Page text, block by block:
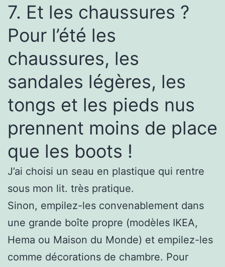
7. Et les chaussures ?
Pour l’été les
chaussures, les
sandales légères, les
tongs et les pieds nus
prennent moins de place
que les boots !
J’ai choisi un seau en plastique qui rentre
sous mon lit. très pratique.
Sinon, empilez-les convenablement dans
une grande boîte propre (modèles IKEA,
Hema ou Maison du Monde) et empilez-les
comme décorations de chambre. Pour